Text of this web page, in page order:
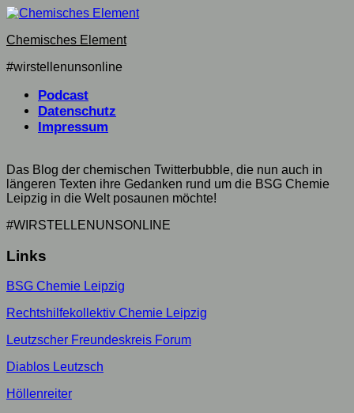
Skip
content
Chemisches Element
#wirstellenunsonline
Podcast
Datenschutz
Impressum
Das Blog der chemischen Twitterbubble, die nun auch in
längeren Texten ihre Gedanken rund um die BSG Chemie
Leipzig in die Welt posaunen möchte!
#WIRSTELLENUNSONLINE
Links
BSG Chemie Leipzig
Rechtshilfekollektiv Chemie Leipzig
Leutzscher Freundeskreis Forum
Diablos Leutzsch
Höllenreiter